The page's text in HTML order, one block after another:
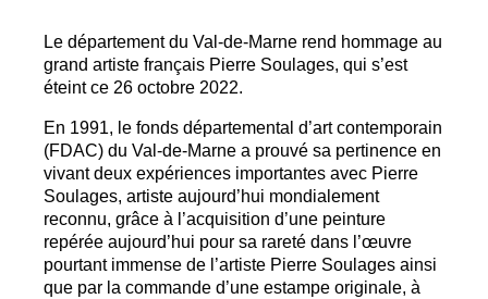
Le département du Val-de-Marne rend hommage au
grand artiste français Pierre Soulages, qui s’est
éteint ce 26 octobre 2022.
En 1991, le fonds départemental d’art contemporain
(FDAC) du Val-de-Marne a prouvé sa pertinence en
vivant deux expériences importantes avec Pierre
Soulages, artiste aujourd’hui mondialement
reconnu, grâce à l’acquisition d’une peinture
repérée aujourd’hui pour sa rareté dans l’œuvre
pourtant immense de l’artiste Pierre Soulages ainsi
que par la commande d’une estampe originale, à